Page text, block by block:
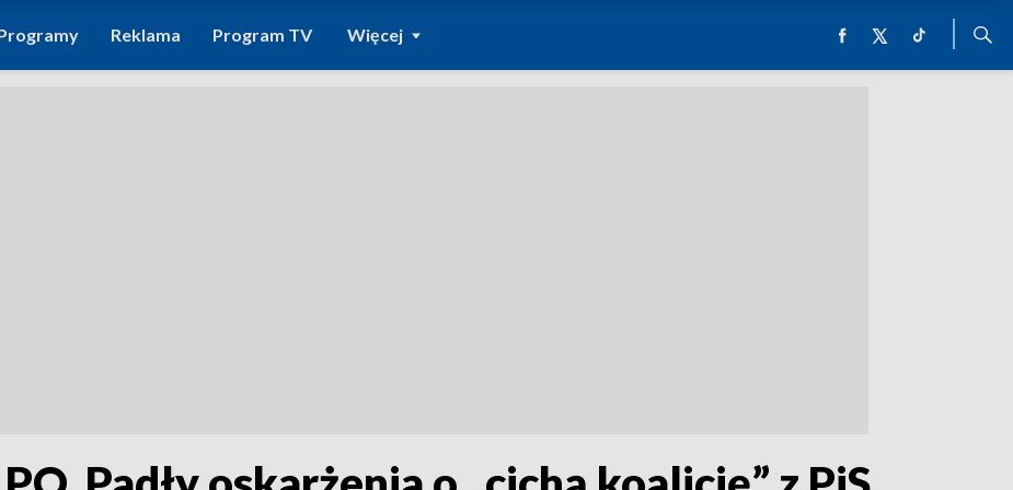
Reklama Program TV Więcej